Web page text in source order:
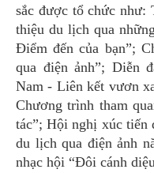
sắc được tổ chức như:
thiệu du lịch qua
Điểm đến của bạn”;
qua điện ảnh”; Diễn
Nam - Liên kết vươn
Chương trình tham
tác”; Hội nghị xúc tiến
du lịch qua điện ảnh
nhạc hội “Đôi cánh